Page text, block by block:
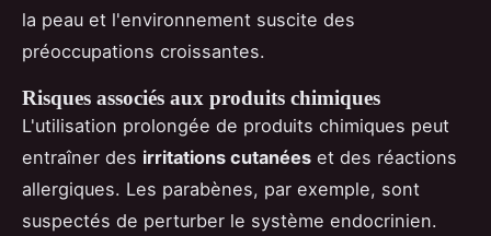
la peau et l'environnement suscite des
préoccupations croissantes.
Risques associés aux produits chimiques
L'utilisation prolongée de produits chimiques peut
entraîner des irritations cutanées et des réactions
allergiques. Les parabènes, par exemple, sont
suspectés de perturber le système endocrinien.